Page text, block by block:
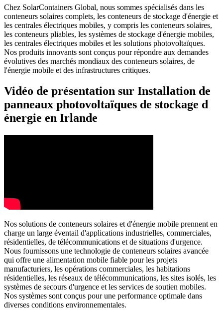
Chez SolarContainers Global, nous sommes spécialisés dans les
conteneurs solaires complets, les conteneurs de stockage d'énergie et
les centrales électriques mobiles, y compris les conteneurs solaires,
les conteneurs pliables, les systèmes de stockage d'énergie mobiles,
les centrales électriques mobiles et les solutions photovoltaïques.
Nos produits innovants sont conçus pour répondre aux demandes
évolutives des marchés mondiaux des conteneurs solaires, de
l'énergie mobile et des infrastructures critiques.
Vidéo de présentation sur Installation de
panneaux photovoltaïques de stockage d
énergie en Irlande
Nos solutions de conteneurs solaires et d'énergie mobile prennent en
charge un large éventail d'applications industrielles, commerciales,
résidentielles, de télécommunications et de situations d'urgence.
Nous fournissons une technologie de conteneurs solaires avancée
qui offre une alimentation mobile fiable pour les projets
manufacturiers, les opérations commerciales, les habitations
résidentielles, les réseaux de télécommunications, les sites isolés, les
systèmes de secours d'urgence et les services de soutien mobiles.
Nos systèmes sont conçus pour une performance optimale dans
diverses conditions environnementales.